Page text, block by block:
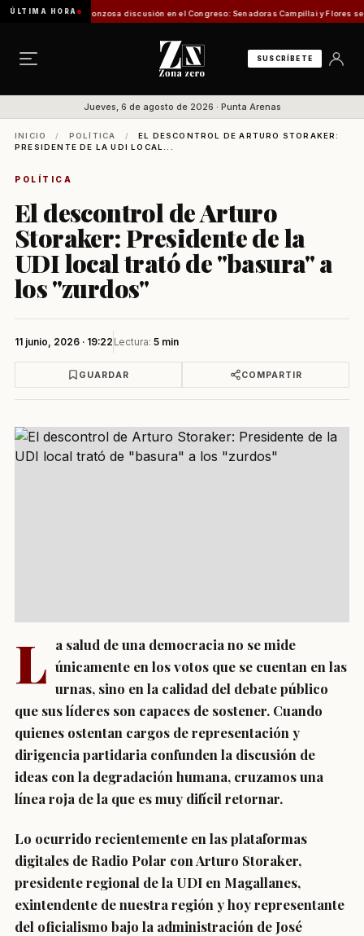
ÚLTIMA HORA
Vergonzosa discusión en el Congreso: Senadoras Campillai y Flores se
SUSCRÍBETE
Jueves, 6 de agosto de 2026 · Punta Arenas
INICIO / POLÍTICA /
EL DESCONTROL DE ARTURO STORAKER:
PRESIDENTE DE LA UDI LOCAL...
POLÍTICA
El descontrol de Arturo
Storaker: Presidente de la
UDI local trató de "basura" a
los "zurdos"
11 junio, 2026 · 19:22 Lectura: 5 min
GUARDAR COMPARTIR
L a salud de una democracia no se mide
únicamente en los votos que se cuentan en las
urnas, sino en la calidad del debate público
que sus líderes son capaces de sostener. Cuando
quienes ostentan cargos de representación y
dirigencia partidaria confunden la discusión de
ideas con la degradación humana, cruzamos una
línea roja de la que es muy difícil retornar.
Lo ocurrido recientemente en las plataformas
digitales de Radio Polar con Arturo Storaker,
presidente regional de la UDI en Magallanes,
exintendente de nuestra región y hoy representante
del oficialismo bajo la administración de José